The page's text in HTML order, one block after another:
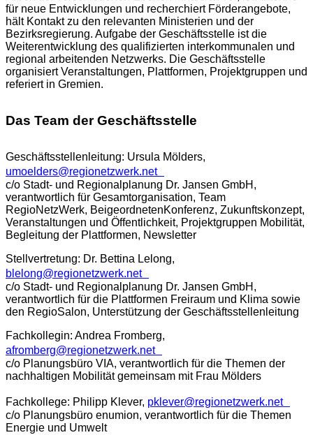
für neue Entwicklungen und recherchiert Förderangebote,
hält Kontakt zu den relevanten Ministerien und der
Bezirksregierung. Aufgabe der Geschäftsstelle ist die
Weiterentwicklung des qualifizierten interkommunalen und
regional arbeitenden Netzwerks. Die Geschäftsstelle
organisiert Veranstaltungen, Plattformen, Projektgruppen und
referiert in Gremien.
Das Team der Geschäftsstelle
Geschäftsstellenleitung: Ursula Mölders,
umoelders@regionetzwerk.net
c/o Stadt- und Regionalplanung Dr. Jansen GmbH,
verantwortlich für Gesamtorganisation, Team
RegioNetzWerk, BeigeordnetenKonferenz, Zukunftskonzept,
Veranstaltungen und Öffentlichkeit, Projektgruppen Mobilität,
Begleitung der Plattformen, Newsletter
Stellvertretung: Dr. Bettina Lelong,
blelong@regionetzwerk.net
c/o Stadt- und Regionalplanung Dr. Jansen GmbH,
verantwortlich für die Plattformen Freiraum und Klima sowie
den RegioSalon, Unterstützung der Geschäftsstellenleitung
Fachkollegin: Andrea Fromberg,
afromberg@regionetzwerk.net
c/o Planungsbüro VIA, verantwortlich für die Themen der
nachhaltigen Mobilität gemeinsam mit Frau Mölders
Fachkollege: Philipp Klever, pklever@regionetzwerk.net
c/o Planungsbüro enumion, verantwortlich für die Themen
Energie und Umwelt